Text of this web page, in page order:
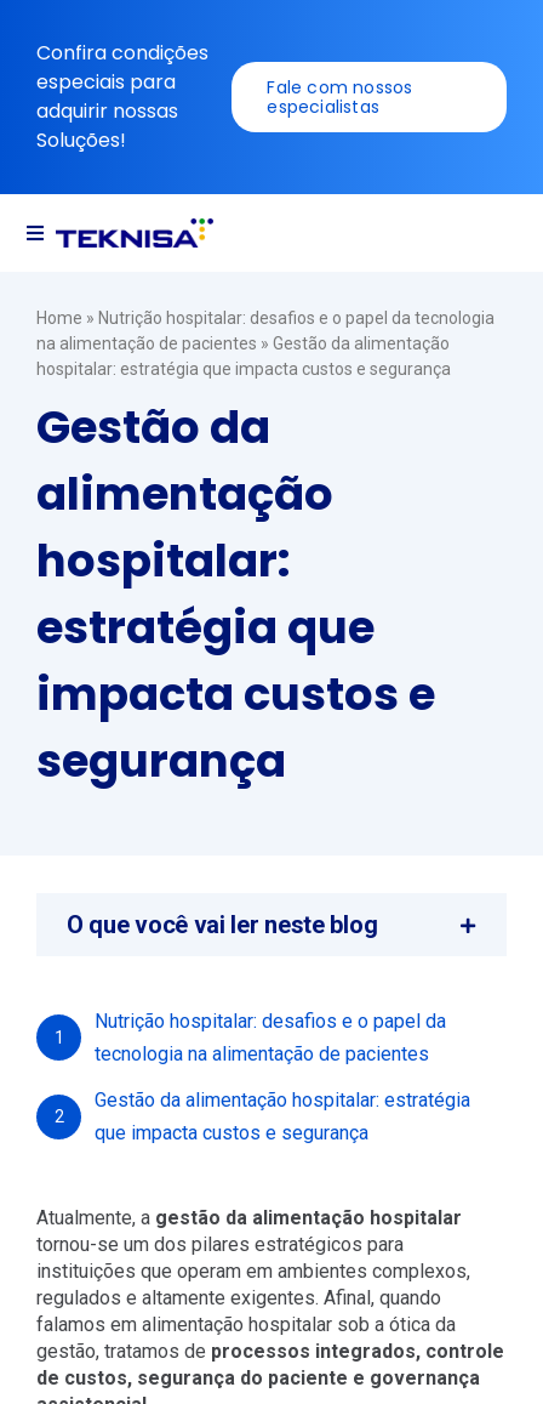
conteúdo
Confira condições
especiais para
adquirir nossas
Soluções!
Fale com nossos
especialistas
Navegação
Recursos
Home » Nutrição hospitalar: desafios e o papel da tecnologia
na alimentação de pacientes » Gestão da alimentação
hospitalar: estratégia que impacta custos e segurança
Gestão da
alimentação
hospitalar:
estratégia que
impacta custos e
segurança
Atualmente, agestão da alimentação hospitalar
tornou-se um dos pilares estratégicos para
instituições que operam em ambientes complexos,
regulados e altamente exigentes. Afinal, quando
falamos em alimentação hospitalar sob a ótica da
gestão, tratamos de processos integrados, controle
de custos, segurança do paciente e governança
O que você vai ler neste blog
1
Nutrição hospitalar: desafios e o papel da
tecnologia na alimentação de pacientes
2
Gestão da alimentação hospitalar: estratégia
que impacta custos e segurança